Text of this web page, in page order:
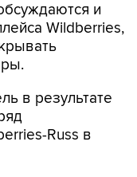
и
Wildberries,
в результате
Russ в